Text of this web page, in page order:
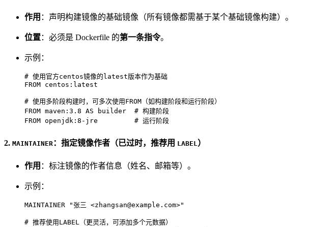
作用 ：声明构建镜像的基础镜像（所有镜像都需基于某个基础镜像构建）。
位置：必须是 Dockerfile 的第一条指令。
示例：
# 使用官方centos镜像的latest版本作为基础
FROM centos:latest
# 使用多阶段构建时，可多次使用FROM（如构建阶段和运行阶段）
FROM maven: 3.8 AS builder # 构建阶段
FROM openjdk: 8 -jre # 运行阶段
2. MAINTAINER ：指定镜像作者（已过时，推荐用 LABEL ）
作用 ：标注镜像的作者信息（姓名、邮箱等）。
示例：
MAINTAINER "张三 <zhangsan@example.com>"
# 推荐使用LABEL（更灵活，可添加多个元数据）